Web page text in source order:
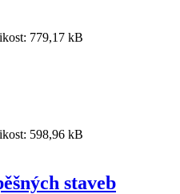
779,17 kB
598,96 kB
staveb